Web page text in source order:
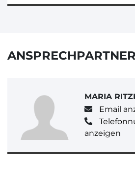
ANSPRECHPARTNER
MARIA
Email
anzeigen